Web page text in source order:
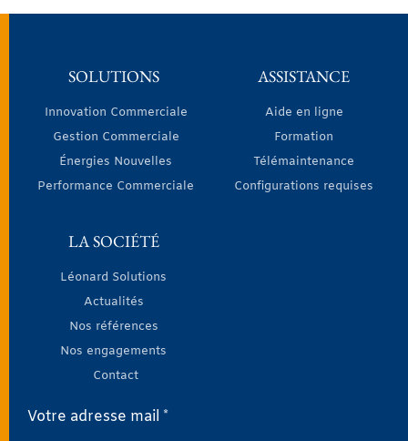
SOLUTIONS
Innovation Commerciale
Gestion Commerciale
Énergies Nouvelles
Performance Commerciale
ASSISTANCE
Aide en ligne
Formation
Télémaintenance
Configurations requises
LA SOCIÉTÉ
Léonard Solutions
Actualités
Nos références
Nos engagements
Contact
Votre adresse mail *